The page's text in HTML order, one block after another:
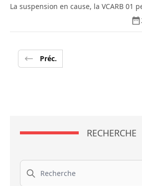
La suspension en cause, la VCARB 01
Préc.
RECHERCHE
Recherche